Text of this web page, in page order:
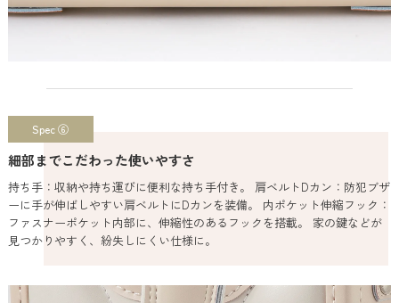
Spec ⑥
細部までこだわった使いやすさ
持ち手：収納や持ち運びに便利な持ち手付き。 肩ベルトDカン：防犯ブザ
ーに手が伸ばしやすい肩ベルトにDカンを装備。 内ポケット伸縮フック：
ファスナーポケット内部に、伸縮性のあるフックを搭載。 家の鍵などが
見つかりやすく、紛失しにくい仕様に。